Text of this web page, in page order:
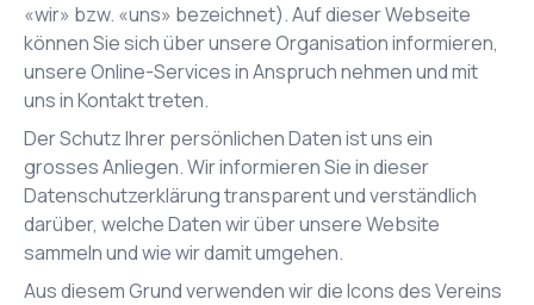
«wir» bzw. «uns» bezeichnet). Auf dieser Webseite
können Sie sich über unsere Organisation informieren,
unsere Online-Services in Anspruch nehmen und mit
uns in Kontakt treten.
Der Schutz Ihrer persönlichen Daten ist uns ein
grosses Anliegen. Wir informieren Sie in dieser
Datenschutzerklärung transparent und verständlich
darüber, welche Daten wir über unsere Website
sammeln und wie wir damit umgehen.
Aus diesem Grund verwenden wir die Icons des Vereins